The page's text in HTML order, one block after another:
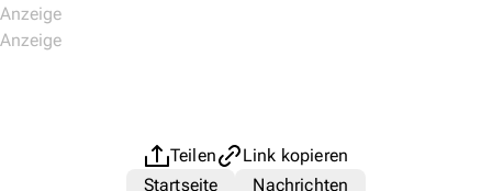
Teilen
Link kopieren
Startseite
Nachrichten